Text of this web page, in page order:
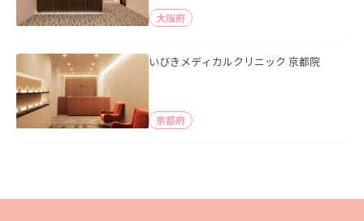
大阪府
いびきメディカルクリニック 京都院
京都府